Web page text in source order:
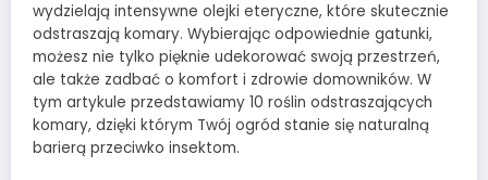
wydzielają intensywne olejki eteryczne, które skutecznie
odstraszają komary. Wybierając odpowiednie gatunki,
możesz nie tylko pięknie udekorować swoją przestrzeń,
ale także zadbać o komfort i zdrowie domowników. W
tym artykule przedstawiamy 10 roślin odstraszających
komary, dzięki którym Twój ogród stanie się naturalną
barierą przeciwko insektom.